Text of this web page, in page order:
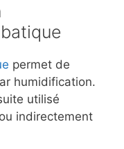
permet de
humidification.
utilisé
indirectement